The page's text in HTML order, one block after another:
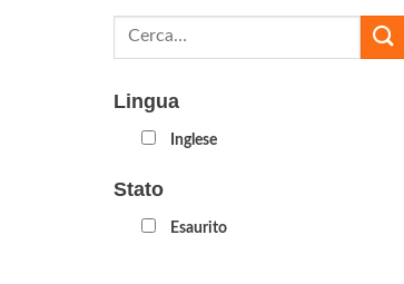
Lingua
Inglese
Stato
Esaurito